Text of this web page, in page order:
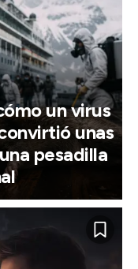
un virus
unas
pesadilla